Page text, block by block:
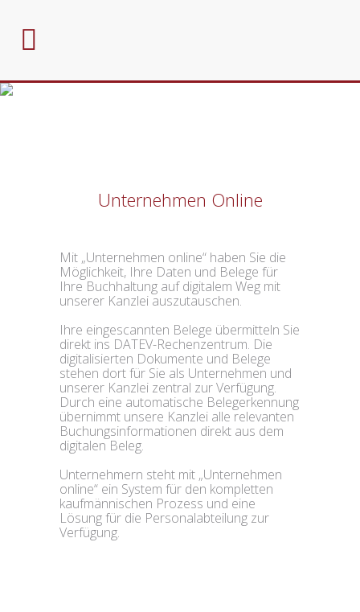
Unternehmen Online
Mit „Unternehmen online“ haben Sie die
Möglichkeit, Ihre Daten und Belege für
Ihre Buchhaltung auf digitalem Weg mit
unserer Kanzlei auszutauschen.
Ihre eingescannten Belege übermitteln Sie
direkt ins DATEV-Rechenzentrum. Die
digitalisierten Dokumente und Belege
stehen dort für Sie als Unternehmen und
unserer Kanzlei zentral zur Verfügung.
Durch eine automatische Belegerkennung
übernimmt unsere Kanzlei alle relevanten
Buchungsinformationen direkt aus dem
digitalen Beleg.
Unternehmern steht mit „Unternehmen
online“ ein System für den kompletten
kaufmännischen Prozess und eine
Lösung für die Personalabteilung zur
Verfügung.